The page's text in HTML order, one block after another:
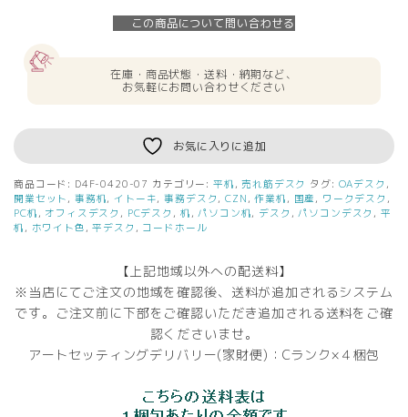
この商品について問い合わせる
在庫・商品状態・送料・納期など、
お気軽にお問い合わせください
お気に入りに追加
商品コード: D4F-0420-07 カテゴリー: 平机 ,売れ筋デスク タグ: OAデスク ,
開業セット , 事務机,イトーキ,事務デスク ,CZN ,作業机 , 国産 , ワークデスク ,
PC机 , オフィスデスク , PCデスク , 机 , パソコン机, デスク , パソコンデスク , 平
机 , ホワイト色 ,平デスク , コードホール
【上記地域以外への配送料】
※当店にてご注文の地域を確認後、送料が追加されるシステム
です。ご注文前に下部をご確認いただき追加される送料をご確
認くださいませ。
アートセッティングデリバリー(家財便)：Cランク×４梱包